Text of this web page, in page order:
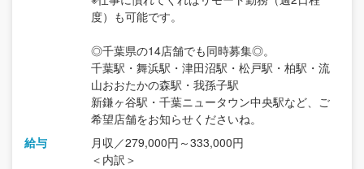
度）も可能です。
◎千葉県の14店舗でも同時募集◎。
千葉駅・舞浜駅・津田沼駅・松戸駅・柏駅・流
山おおたかの森駅・我孫子駅
新鎌ヶ谷駅・千葉ニュータウン中央駅など、ご
希望店舗をお知らせくださいね。
給与
月収／279,000円～333,000円
＜内訳＞